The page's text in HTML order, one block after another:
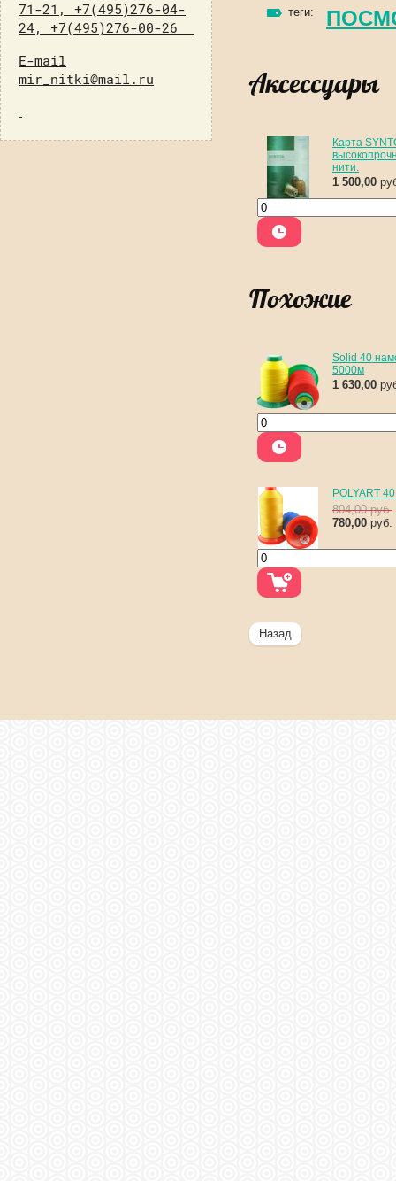
теги:
Аксессуары
Карта
нити.
1 500,00
Похожие
Solid 40
5000м
1 630,00
POLYART 40
804,00руб.
780,00 руб.
Назад
71-21, +7(495)276-04-
24, +7(495)276-00-26
E-mail
mir_nitki@mail.ru